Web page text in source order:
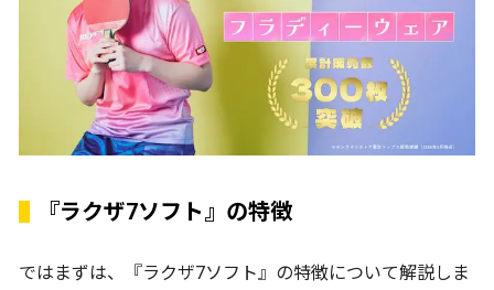
『ラクザ7ソフト』の特徴
ではまずは、『ラクザ7ソフト』の特徴について解説しま